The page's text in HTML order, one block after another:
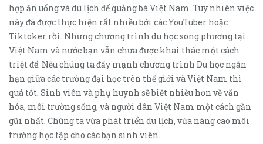
hợp ăn uống và du lịch để quảng bá Việt Nam. Tuy nhiên việc
này đã được thực hiện rất nhiều bởi các YouTuber hoặc
Tiktoker rồi. Nhưng chương trình du học song phương tại
Việt Nam và nước bạn vẫn chưa được khai thác một cách
triệt để. Nếu chúng ta đẩy mạnh chương trình Du học ngắn
hạn giữa các trường đại học trên thế giới và Việt Nam thì
quá tốt. Sinh viên và phụ huynh sẽ biết nhiều hơn về văn
hóa, môi trường sống, và người dân Việt Nam một cách gần
gũi nhất. Chúng ta vừa phát triển du lịch, vừa nâng cao môi
trường học tập cho các bạn sinh viên.